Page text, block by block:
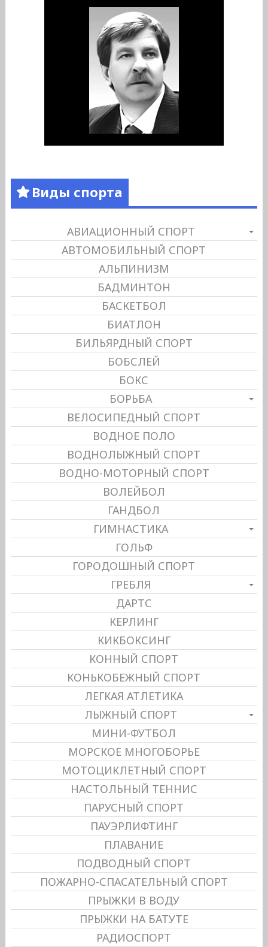
Виды спорта
АВИАЦИОННЫЙ СПОРТ
АВТОМОБИЛЬНЫЙ СПОРТ
АЛЬПИНИЗМ
БАДМИНТОН
БАСКЕТБОЛ
БИАТЛОН
БИЛЬЯРДНЫЙ СПОРТ
БОБСЛЕЙ
БОКС
БОРЬБА
ВЕЛОСИПЕДНЫЙ СПОРТ
ВОДНОЕ ПОЛО
ВОДНОЛЫЖНЫЙ СПОРТ
ВОДНО-МОТОРНЫЙ СПОРТ
ВОЛЕЙБОЛ
ГАНДБОЛ
ГИМНАСТИКА
ГОЛЬФ
ГОРОДОШНЫЙ СПОРТ
ГРЕБЛЯ
ДАРТС
КЕРЛИНГ
КИКБОКСИНГ
КОННЫЙ СПОРТ
КОНЬКОБЕЖНЫЙ СПОРТ
ЛЕГКАЯ АТЛЕТИКА
ЛЫЖНЫЙ СПОРТ
МИНИ-ФУТБОЛ
МОРСКОЕ МНОГОБОРЬЕ
МОТОЦИКЛЕТНЫЙ СПОРТ
НАСТОЛЬНЫЙ ТЕННИС
ПАРУСНЫЙ СПОРТ
ПАУЭРЛИФТИНГ
ПЛАВАНИЕ
ПОДВОДНЫЙ СПОРТ
ПОЖАРНО-СПАСАТЕЛЬНЫЙ СПОРТ
ПРЫЖКИ В ВОДУ
ПРЫЖКИ НА БАТУТЕ
РАДИОСПОРТ